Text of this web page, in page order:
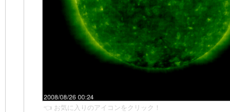
👈 お気に入りのアイコンをクリック！